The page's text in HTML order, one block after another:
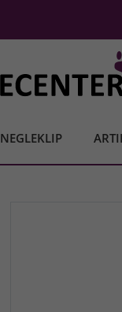
NEGLEKLIP